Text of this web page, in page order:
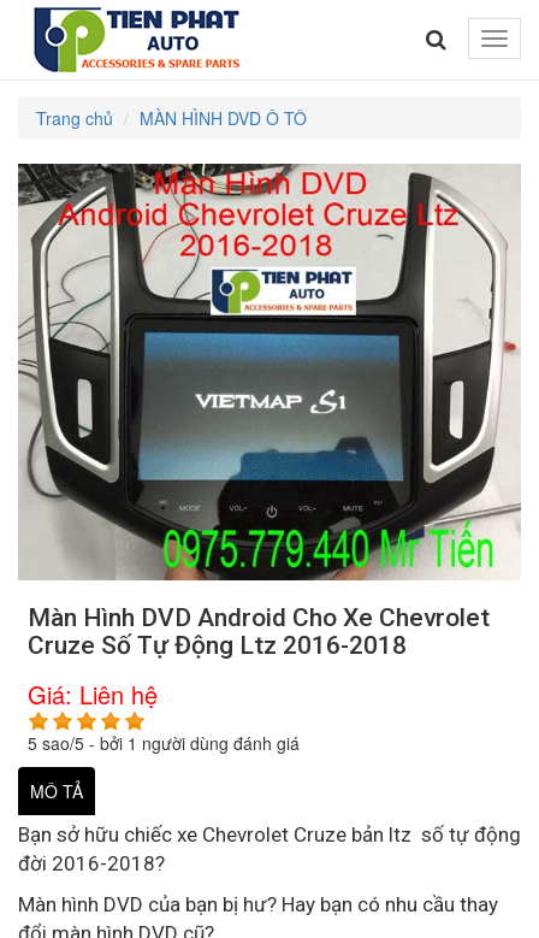
Toggle
Trang chủ MÀN HÌNH DVD Ô TÔ
Màn Hình DVD Android Cho Xe Chevrolet
Cruze Số Tự Động Ltz 2016-2018
Giá: Liên hệ
5 sao/5 - bởi 1 người dùng đánh giá
MÔ TẢ
Bạn sở hữu chiếc xe Chevrolet Cruze bản ltz số tự động
đời 2016-2018?
Màn hình DVD của bạn bị hư? Hay bạn có nhu cầu thay